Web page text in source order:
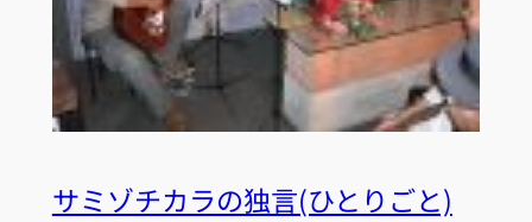
サミゾチカラの独言(ひとりごと)